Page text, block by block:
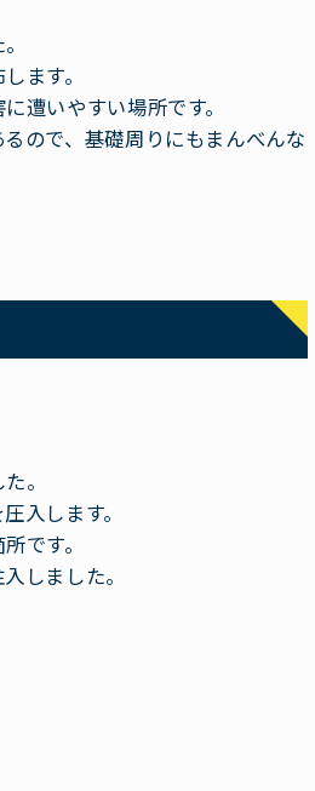
ます。
遭いやすい場所です。
ので、基礎周りにもまんべんな
。
入します。
です。
しました。